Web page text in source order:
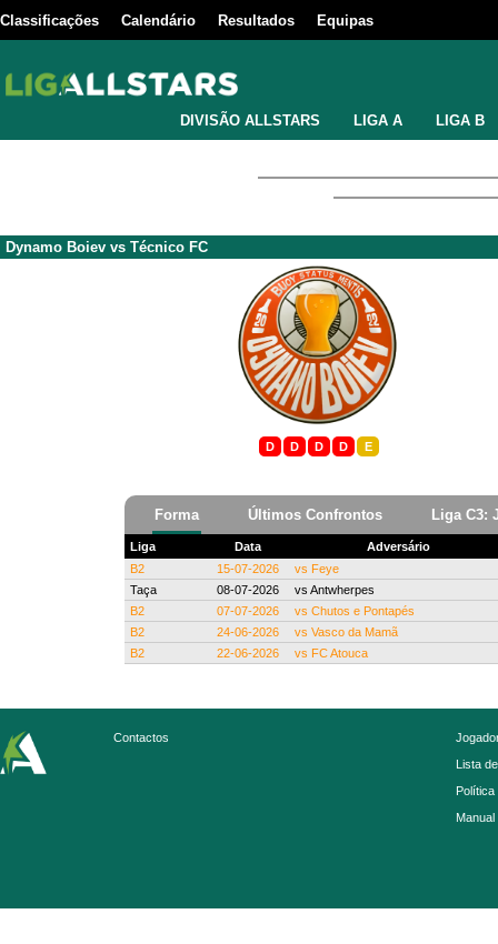
Classificações Calendário Resultados Equipas
DIVISÃO ALLSTARS LIGA A LIGA B
Dynamo Boiev vs Técnico FC
D D D D E
Forma Últimos Confrontos Liga C3:
Liga Data
Adversário
B2
15-07-2026 vs Feye
Taça
08-07-2026 vs Antwherpes
B2
07-07-2026 vs Chutos e Pontapés
B2
24-06-2026 vs Vasco da Mamã
B2
22-06-2026 vs FC Atouca
Contactos
Lista
Política